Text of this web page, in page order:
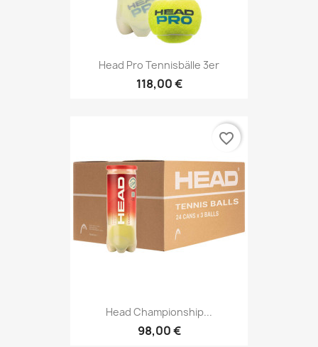
Head Pro Tennisbälle 3er
118,00 €
Head Championship...
98,00 €
favorite_border